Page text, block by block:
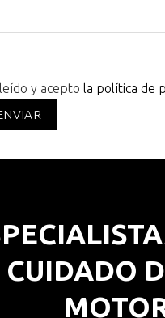
y acepto la política de
CUIDADO